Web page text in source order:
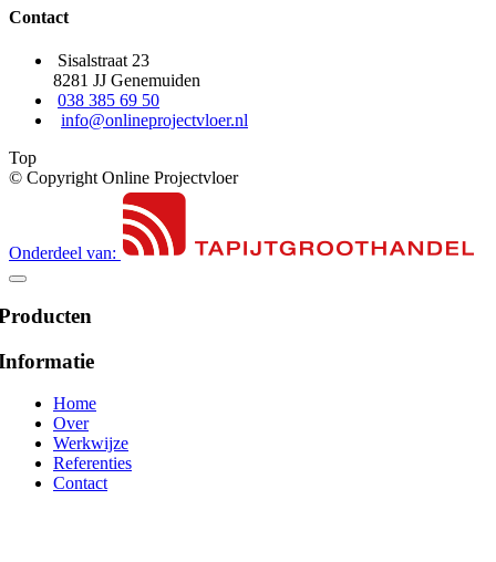
Contact
Sisalstraat 23
8281 JJ Genemuiden
038 385 69 50
info@onlineprojectvloer.nl
Top
© Copyright Online Projectvloer
Onderdeel van:
Home
Over
Werkwijze
Referenties
Contact